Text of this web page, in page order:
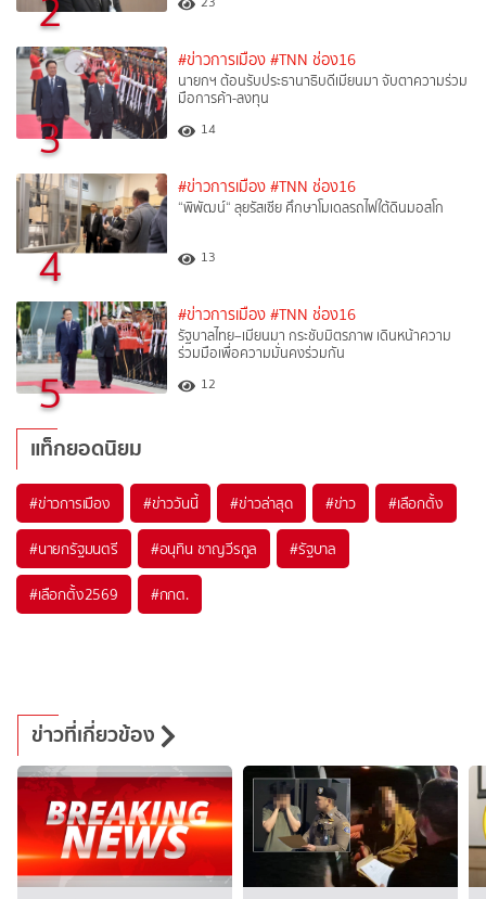
3
#ข่าวการเมือง #TNN ช่อง16
นายกฯ ต้อนรับประธานาธิบดีเมียนมา จับตาความร่วม
มือการค้า-ลงทุน
14
4
#ข่าวการเมือง #TNN ช่อง16
“พิพัฒน์“ ลุยรัสเซีย ศึกษาโมเดลรถไฟใต้ดินมอสโก
13
5
#ข่าวการเมือง #TNN ช่อง16
รัฐบาลไทย–เมียนมา กระชับมิตรภาพ เดินหน้าความ
ร่วมมือเพื่อความมั่นคงร่วมกัน
12
แท็กยอดนิยม
#ข่าวการเมือง #ข่าววันนี้ #ข่าวล่าสุด #ข่าว #เลือกตั้ง
#นายกรัฐมนตรี #อนุทิน ชาญวีรกูล #รัฐบาล
#เลือกตั้ง2569 #กกต.
ข่าวที่เกี่ยวข้อง